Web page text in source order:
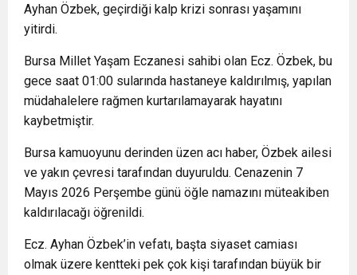
Ayhan Özbek, geçirdiği kalp krizi sonrası yaşamını
yitirdi.
Bursa Millet Yaşam Eczanesi sahibi olan Ecz. Özbek, bu
gece saat 01:00 sularında hastaneye kaldırılmış, yapılan
müdahalelere rağmen kurtarılamayarak hayatını
kaybetmiştir.
Bursa kamuoyunu derinden üzen acı haber, Özbek ailesi
ve yakın çevresi tarafından duyuruldu. Cenazenin 7
Mayıs 2026 Perşembe günü öğle namazını müteakiben
kaldırılacağı öğrenildi.
Ecz. Ayhan Özbek’in vefatı, başta siyaset camiası
olmak üzere kentteki pek çok kişi tarafından büyük bir